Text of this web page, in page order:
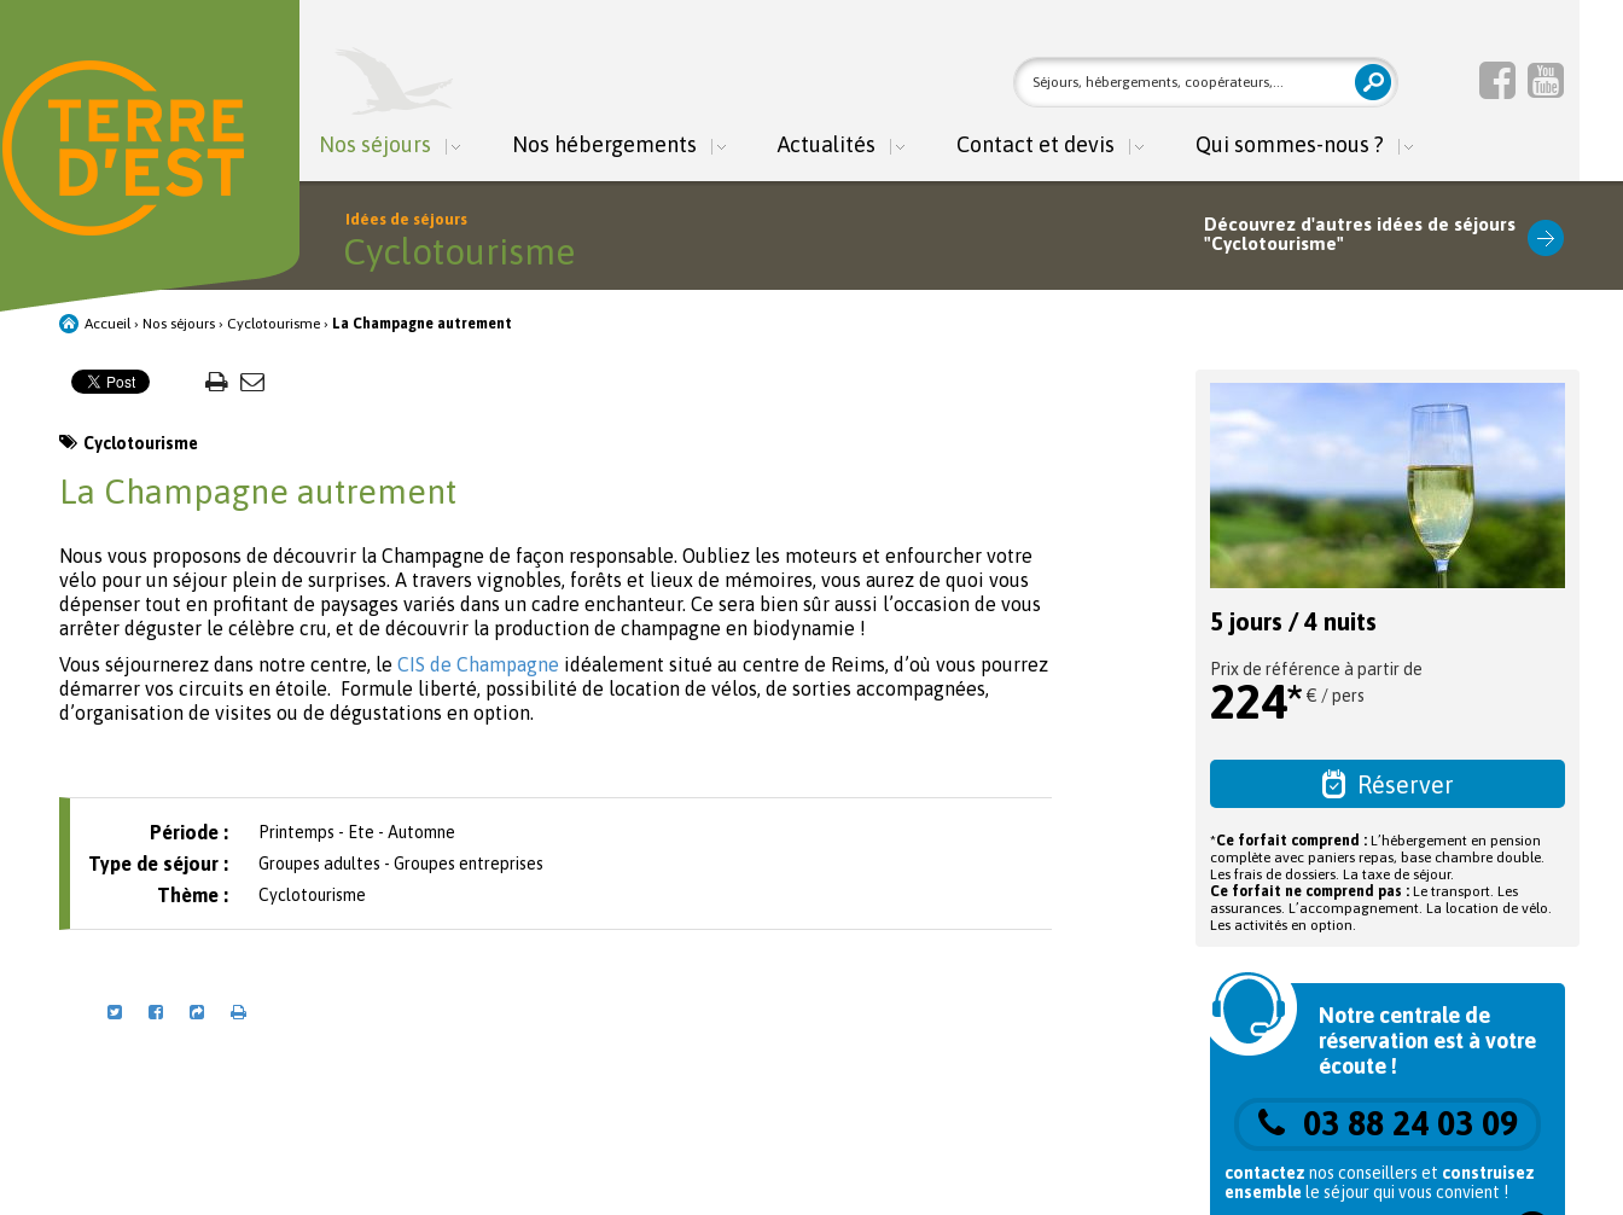
Formulaire de
recherche
Rechercher
Nos séjours Nos hébergements Actualités Contact et devis Qui sommes-nous ?
Idées de séjours
Cyclotourisme
Découvrez d'autres idées de séjours
"Cyclotourisme"
Accueil › Nos séjours › Cyclotourisme › La Champagne autrement
Cyclotourisme
La Champagne autrement
Nous vous proposons de découvrir la Champagne de façon responsable. Oubliez les moteurs et enfourcher votre
vélo pour un séjour plein de surprises. A travers vignobles, forêts et lieux de mémoires, vous aurez de quoi vous
dépenser tout en profitant de paysages variés dans un cadre enchanteur. Ce sera bien sûr aussi l’occasion de vous
arrêter déguster le célèbre cru, et de découvrir la production de champagne en biodynamie !
Vous séjournerez dans notre centre, leCIS de Champagne idéalement situé au centre de Reims, d’où vous pourrez
démarrer vos circuits en étoile. Formule liberté, possibilité de location de vélos, de sorties accompagnées,
d’organisation de visites ou de dégustations en option.
Période : Printemps - Ete - Automne
Type de séjour : Groupes adultes - Groupes entreprises
Thème : Cyclotourisme
5 jours / 4 nuits
Prix de référence à partir de
224* € / pers
Réserver
*Ce forfait comprend : L’hébergement en pension
complète avec paniers repas, base chambre double.
Les frais de dossiers. La taxe de séjour.
Ce forfait ne comprend pas : Le transport. Les
assurances. L’accompagnement. La location de vélo.
Les activités en option.
Notre centrale de
réservation est à votre
écoute !
03 88 24 03 09
contactez nos conseillers et construisez
ensemble le séjour qui vous convient !